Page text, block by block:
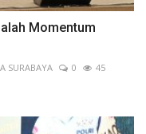
Momentum
SURABAYA 0
45